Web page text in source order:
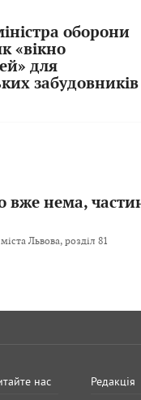
оборони
«вікно
для
забудовників
вже нема,
Львова, розділ 81
нас Редакція